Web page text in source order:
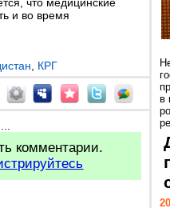
и во время
КРГ
комментарии.
в